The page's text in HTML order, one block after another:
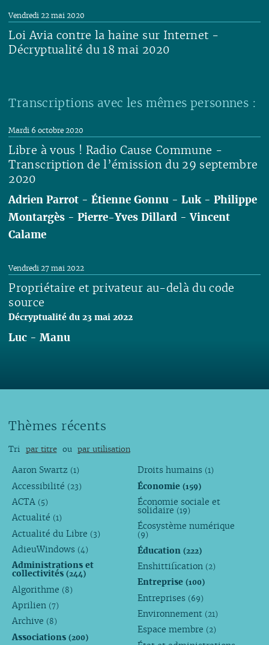
Lire
Loi Avia contre la haine sur Internet -
Décryptualité du 18 mai 2020
Vendredi 22 mai 2020
Transcriptions avec les mêmes personnes :
Libre à vous ! Radio Cause Commune -
Transcription de l’émission du 29 septembre
2020
Mardi 6 octobre 2020
Adrien Parrot -Étienne Gonnu -Luk-Philippe
Montargès -Pierre-Yves Dillard -Vincent
Calame
Lire
Propriétaire et privateur au-delà du code
source
Décryptualité du 23 mai 2022
Vendredi 27 mai 2022
Luc -Manu
Thèmes récents
Tri par titre ou par utilisation
Aaron Swartz (1)
Accessibilité (23)
ACTA (5)
Actualité (1)
Actualité du Libre (3)
AdieuWindows (4)
Administrations et
collectivités (244)
Algorithme (8)
Aprilien (7)
Archive (8)
Associations (200)
Droits humains (1)
Économie(159)
Économie sociale et
solidaire (19)
Écosystème numérique
(9)
Éducation(222)
Enshittification (2)
Entreprise(100)
Entreprises (69)
Environnement (21)
Espace membre (2)